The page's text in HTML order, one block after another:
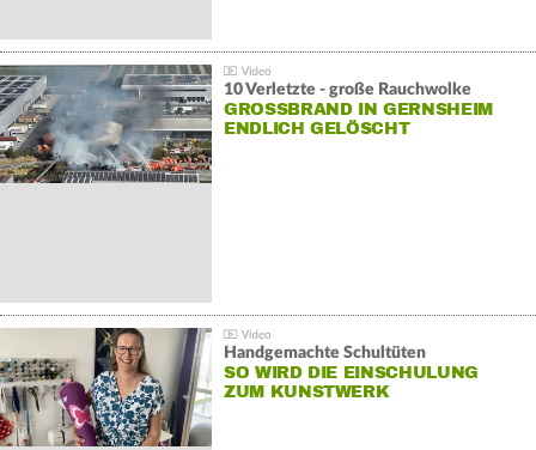
10 Verletzte - große Rauchwolke
GROSSBRAND IN GERNSHEIM E
NDLICH GELÖSCHT
Handgemachte Schultüten
SO WIRD DIE EINSCHULUNG
ZUM KUNSTWERK